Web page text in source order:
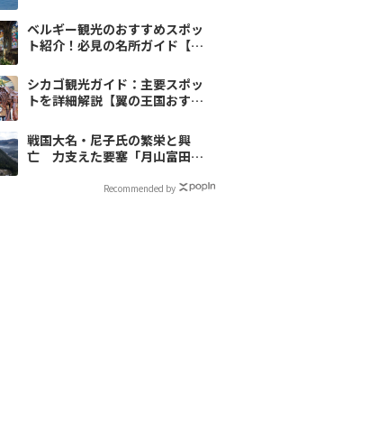
ベルギー観光のおすすめスポッ
ト紹介！必見の名所ガイド【翼
シカゴ観光ガイド：主要スポッ
トを詳細解説【翼の王国おすす
戦国大名・尼子氏の繁栄と興
亡 力支えた要塞「月山富田
Recommended by